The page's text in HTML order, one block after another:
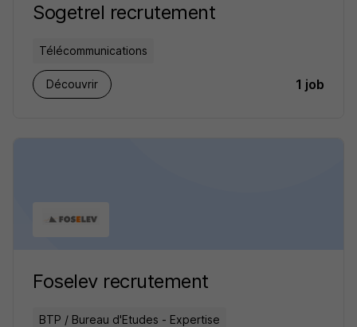
Sogetrel recrutement
Télécommunications
Découvrir 1 job
Foselev recrutement
BTP / Bureau d'Etudes - Expertise